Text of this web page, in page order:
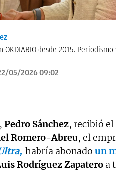
desde 2015. Periodismo
05/2026 09:02
Pedro Sánchez, recibió el
Romero-Abreu, el
habría abonado un
Rodríguez Zapatero a